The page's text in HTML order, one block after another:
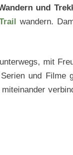
und
wandern.
mit
und Filme